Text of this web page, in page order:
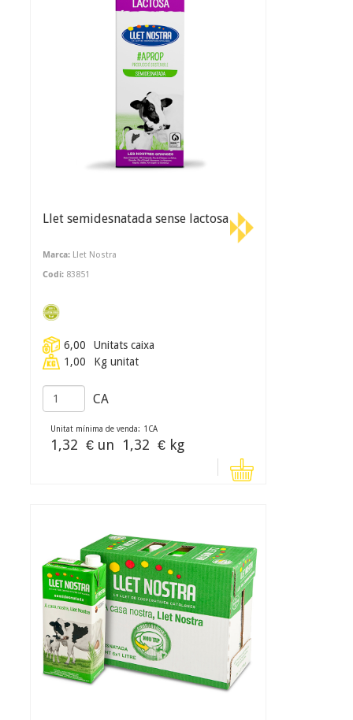
Llet semidesnatada sense lactosa
Marca: Llet Nostra
Codi: 83851
6,00
Unitats caixa
1,00
Kg unitat
CA
Unitat mínima de venda: 1 CA
1,32 € un 1,32 € kg